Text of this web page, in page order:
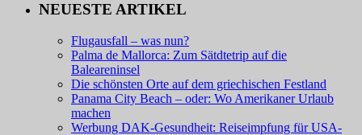
NEUESTE ARTIKEL
Flugausfall – was nun?
Palma de Mallorca: Zum Sätdtetrip auf die
Baleareninsel
Die schönsten Orte auf dem griechischen Festland
Panama City Beach – oder: Wo Amerikaner Urlaub
machen
Werbung DAK-Gesundheit: Reiseimpfung für USA-